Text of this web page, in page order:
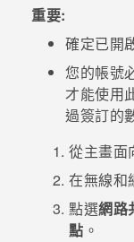
校園專案
企業採購
VIVELAND
重要:
確定已開
您的帳號
才能使用
過簽訂的
從主畫面
在無線和
點選網路
點 。